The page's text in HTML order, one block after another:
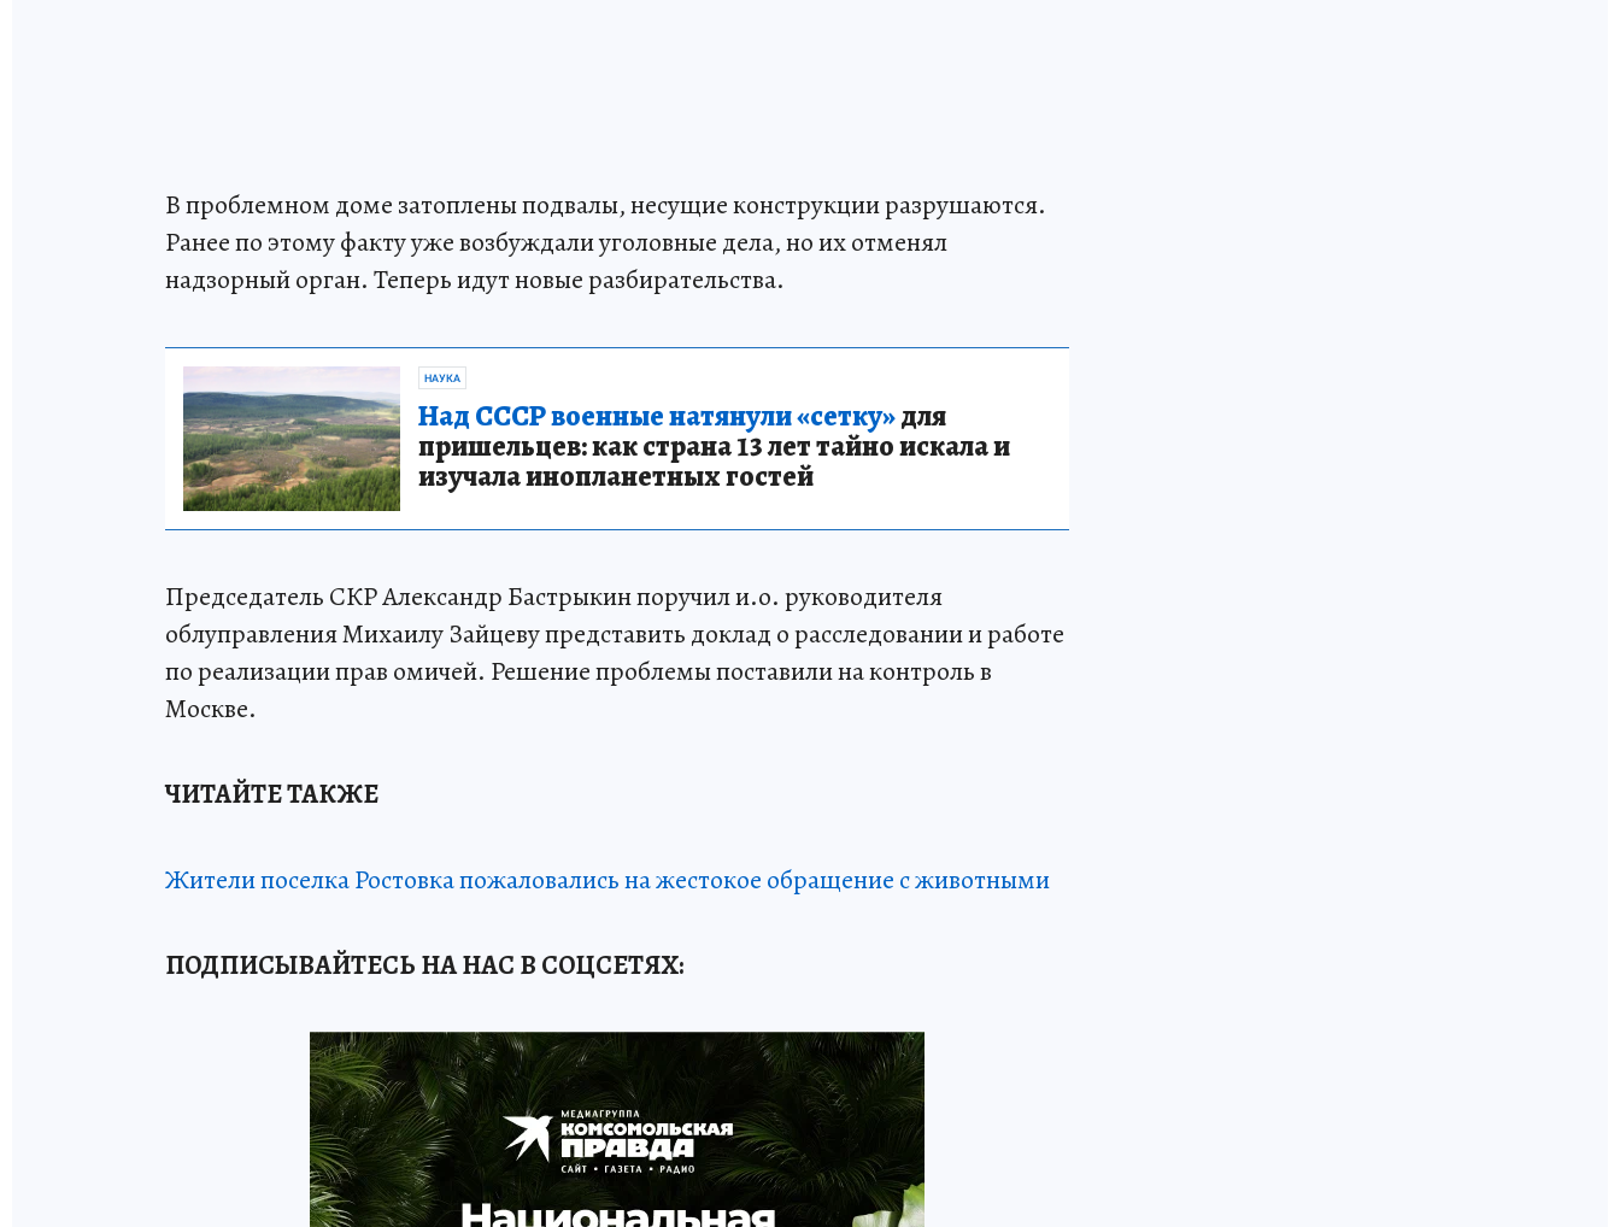
В проблемном доме затоплены подвалы, несущие конструкции разрушаются.
Ранее по этому факту уже возбуждали уголовные дела, но их отменял
надзорный орган. Теперь идут новые разбирательства.
НАУКА
Над СССР военные натянули «сетку»для
пришельцев: как страна 13 лет тайно искала и
изучала инопланетных гостей
Председатель СКР Александр Бастрыкин поручил и.о. руководителя
облуправления Михаилу Зайцеву представить доклад о расследовании и работе
по реализации прав омичей. Решение проблемы поставили на контроль в
Москве.
ЧИТАЙТЕ ТАКЖЕ
Жители поселка Ростовка пожаловались на жестокое обращение с животными
ПОДПИСЫВАЙТЕСЬ НА НАС В СОЦСЕТЯХ: